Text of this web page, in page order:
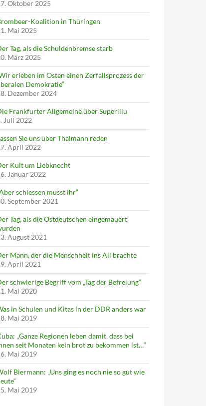
Oktober 2025
Koalition in Thüringen
Mai 2025
Tag, als die Schuldenbremse starb
März 2025
erleben im Osten einen Zerfallsprozess der
Demokratie“
Dezember 2024
Frankfurter Allgemeine über Superillu
Juli 2022
Sie uns über Thälmann reden
April 2022
Kult um Liebknecht
Januar 2022
schiessen müsst ihr“
September 2021
Tag, als die Ostdeutschen eingemauert
August 2021
Mann, der die Menschheit ins All brachte
April 2021
schwierige Begriff vom „Tag der Befreiung“
Mai 2020
in Schulen und Kitas in der DDR anders war
Mai 2019
„Ganze Regionen leben damit, dass bei
seit Monaten kein brot zu bekommen ist…“
Mai 2019
Biermann: „Uns ging es noch nie so gut wie
Mai 2019